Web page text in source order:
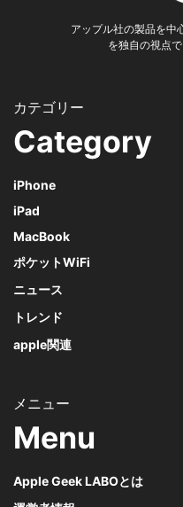
アップル社の製品を中
を独自の視点
Category
iPhone
iPad
MacBook
ポケットWiFi
ニュース
トレンド
apple関連
Menu
Apple Geek LABOとは